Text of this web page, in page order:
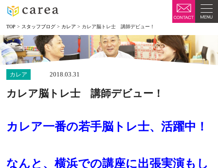
TOP > スタッフブログ > カレア > カレア脳トレ士 講師デビュー！
カレア 2018.03.31
カレア脳トレ士 講師デビュー！
カレア一番の若手脳トレ士、活躍中！
なんと、横浜での講座に出張実演もし